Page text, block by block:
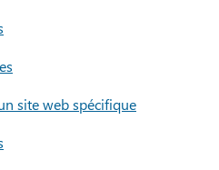
site web spécifique